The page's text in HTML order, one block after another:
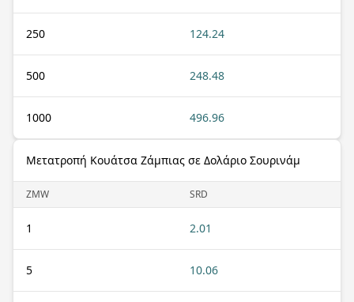
250 124.24
500 248.48
1000 496.96
Μετατροπή Κουάτσα Ζάμπιας σε Δολάριο Σουρινάμ
ZMW SRD
1 2.01
5 10.06